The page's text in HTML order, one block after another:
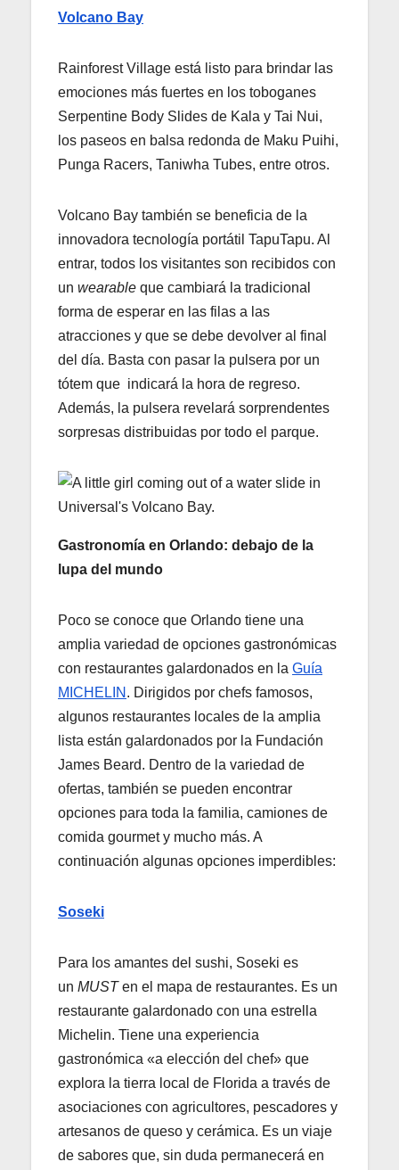
Volcano Bay
Rainforest Village está listo para brindar las
emociones más fuertes en los toboganes
Serpentine Body Slides de Kala y Tai Nui,
los paseos en balsa redonda de Maku Puihi,
Punga Racers, Taniwha Tubes, entre otros.
Volcano Bay también se beneficia de la
innovadora tecnología portátil TapuTapu. Al
entrar, todos los visitantes son recibidos con
un wearable que cambiará la tradicional
forma de esperar en las filas a las
atracciones y que se debe devolver al final
del día. Basta con pasar la pulsera por un
tótem que indicará la hora de regreso.
Además, la pulsera revelará sorprendentes
sorpresas distribuidas por todo el parque.
Gastronomía en Orlando: debajo de la
lupa del mundo
Poco se conoce que Orlando tiene una
amplia variedad de opciones gastronómicas
con restaurantes galardonados en la Guía
MICHELIN . Dirigidos por chefs famosos,
algunos restaurantes locales de la amplia
lista están galardonados por la Fundación
James Beard. Dentro de la variedad de
ofertas, también se pueden encontrar
opciones para toda la familia, camiones de
comida gourmet y mucho más. A
continuación algunas opciones imperdibles:
Soseki
Para los amantes del sushi, Soseki es
un MUSTen el mapa de restaurantes. Es un
restaurante galardonado con una estrella
Michelin. Tiene una experiencia
gastronómica «a elección del chef» que
explora la tierra local de Florida a través de
asociaciones con agricultores, pescadores y
artesanos de queso y cerámica. Es un viaje
de sabores que, sin duda permanecerá en